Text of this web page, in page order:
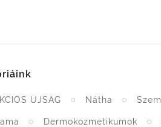
ÚJSÁG Nátha Szem
Dermokozmetikumok